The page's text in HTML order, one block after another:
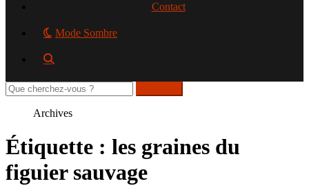
Contact
Mode Sombre
Rechercher
sur
Archives
Étiquette : les graines du
figuier sauvage